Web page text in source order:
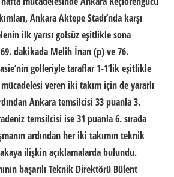
Ankara Aktepe Stadı’nda karşı
ilk yarısı golsüz eşitlikle sona
dakikada Melih İnan (p) ve 76.
golleriyle taraflar 1-1’lik eşitlikle
veren iki takım için de yararlı
Ankara temsilcisi 33 puanla 3.
temsilcisi ise 31 puanla 6. sırada
ardından her iki takımın teknik
ilişkin açıklamalarda bulundu.
başarılı Teknik Direktörü Bülent